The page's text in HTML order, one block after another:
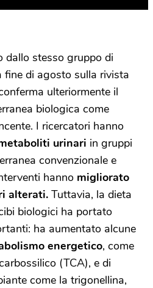
dallo stesso gruppo di
fine di agosto sulla rivista
ulteriormente il
biologica come
I ricercatori hanno
urinari in gruppi
convenzionale e
hanno migliorato
alterati. Tuttavia, la dieta
biologici ha portato
ha aumentato alcune
energetico, come
(TCA), e di
come la trigonellina,